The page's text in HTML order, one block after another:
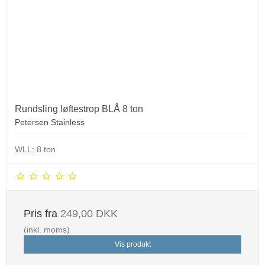
Rundsling løftestrop BLÅ 8 ton
Petersen Stainless
WLL: 8 ton
Pris fra 249,00 DKK
(inkl. moms)
Vis produkt